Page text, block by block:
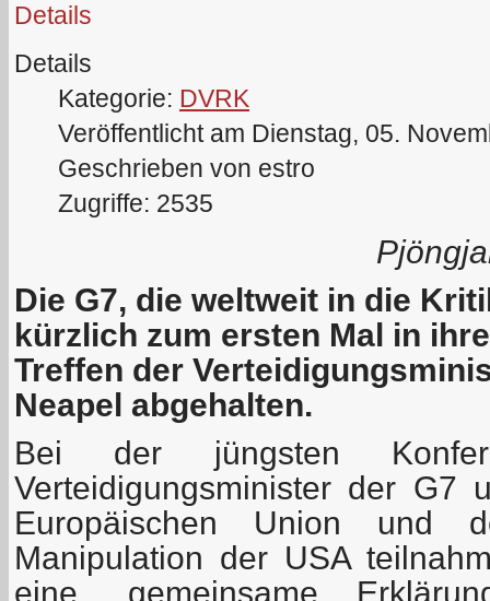
Details
Details
Kategorie: DVRK
Veröffentlicht am Dienstag, 05.
Geschrieben von estro
Zugriffe: 2535
Die G7, die weltweit in die
kürzlich zum ersten Mal in
Treffen der
Neapel abgehalten.
Bei der jüngsten
Verteidigungsminister der G7
Europäischen Union und
Manipulation der USA
eine „gemeinsame